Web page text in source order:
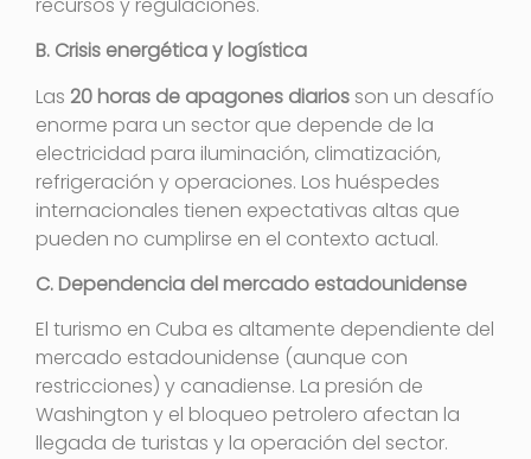
B. Crisis energética y logística
Las 20 horas de apagones diarios son un desafío
enorme para un sector que depende de la
electricidad para iluminación, climatización,
refrigeración y operaciones. Los huéspedes
internacionales tienen expectativas altas que
pueden no cumplirse en el contexto actual.
C. Dependencia del mercado estadounidense
El turismo en Cuba es altamente dependiente del
mercado estadounidense (aunque con
restricciones) y canadiense. La presión de
Washington y el bloqueo petrolero afectan la
llegada de turistas y la operación del sector.